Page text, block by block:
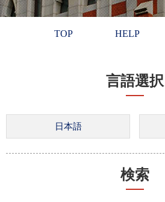
TOP HELP
言語選択
検索